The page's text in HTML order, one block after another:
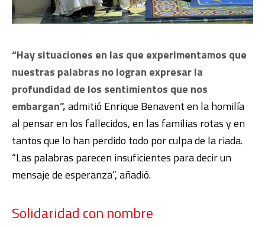
“Hay situaciones en las que experimentamos que
nuestras palabras no logran expresar la
profundidad de los sentimientos que nos
embargan”,admitió Enrique Benavent en la homilía
al pensar en los fallecidos, en las familias rotas y en
tantos que lo han perdido todo por culpa de la riada.
“Las palabras parecen insuficientes para decir un
mensaje de esperanza”, añadió.
Solidaridad con nombre